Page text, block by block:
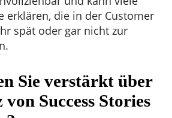
erklären, die in der Customer
spät oder gar nicht zur
Sie verstärkt über
Success Stories